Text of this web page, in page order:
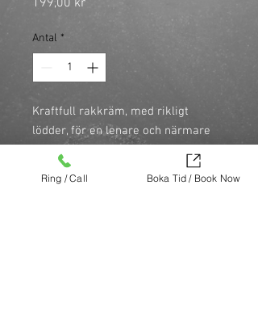
199,00 kr
Antal *
Kraftfull rakkräm, med rikligt
lödder, för en lenare och närmare
rakning, samtidigt som den skapar
en närmare rakning, återfuktar och
motverkar irritation.
Ring / Call Boka Tid / Book Now